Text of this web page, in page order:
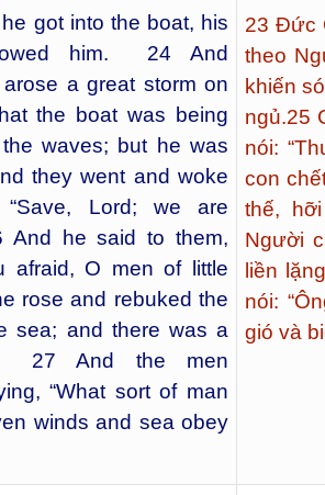
got into the boat, his
him. 24 And
a great storm on
the boat was being
waves; but he was
they went and woke
“Save, Lord; we are
And he said to them,
afraid, O men of little
rose and rebuked the
sea; and there was a
27 And the men
“What sort of man
winds and sea obey
23 Đức
theo
khiến
ngủ.25
nói:
con
thế,
Người
liền
nói:
gió và